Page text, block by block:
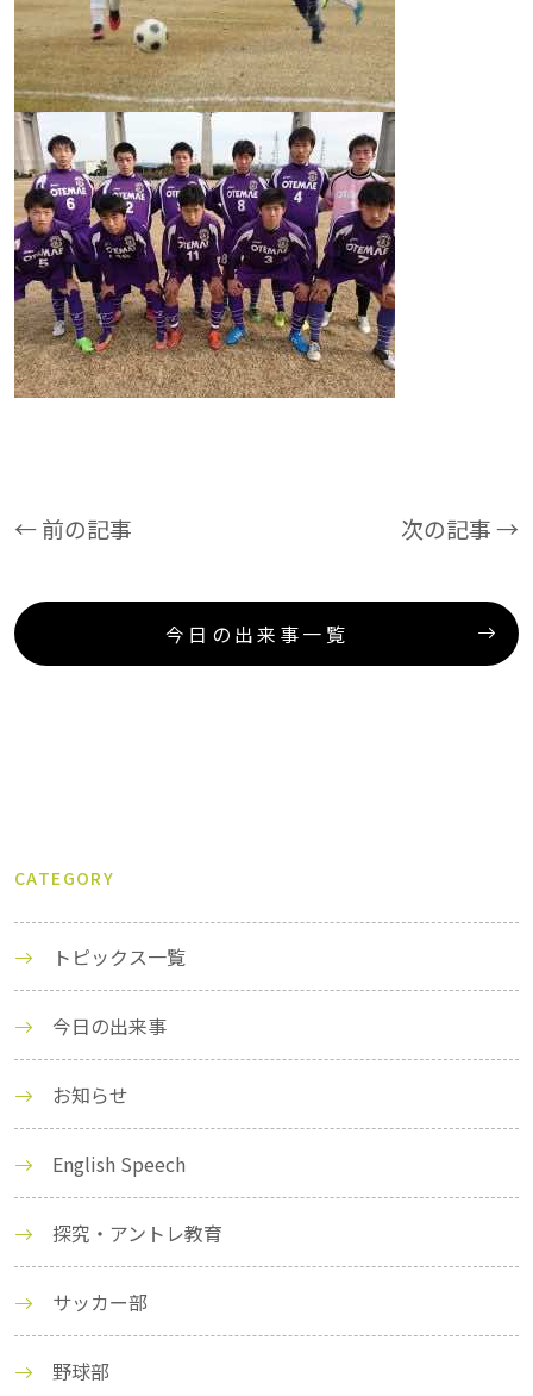
← 前の記事 次の記事 →
今日の出来事一覧
CATEGORY
トピックス一覧
今日の出来事
お知らせ
English Speech
探究・アントレ教育
サッカー部
野球部